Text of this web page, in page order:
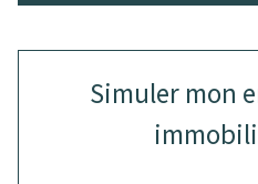
Simuler mon